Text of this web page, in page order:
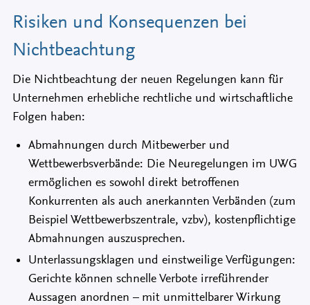
Risiken und Konsequenzen bei
Nichtbeachtung
Die Nichtbeachtung der neuen Regelungen kann für
Unternehmen erhebliche rechtliche und wirtschaftliche
Folgen haben:
Abmahnungen durch Mitbewerber und
Wettbewerbsverbände: Die Neuregelungen im UWG
ermöglichen es sowohl direkt betroffenen
Konkurrenten als auch anerkannten Verbänden (zum
Beispiel Wettbewerbszentrale, vzbv), kostenpflichtige
Abmahnungen auszusprechen.
Unterlassungsklagen und einstweilige Verfügungen:
Gerichte können schnelle Verbote irreführender
Aussagen anordnen – mit unmittelbarer Wirkung